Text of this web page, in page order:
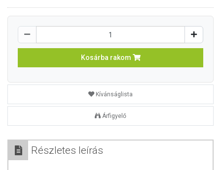
Kosárba rakom
Kívánságlista
Árfigyelő
Részletes leírás